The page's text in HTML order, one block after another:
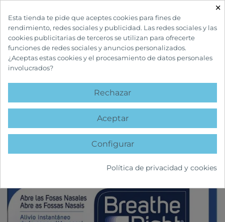
INICIO BOTIQUÍN Y PRIMEROS AUXILIOS
favorite
×
Esta tienda te pide que aceptes cookies para fines de
rendimiento, redes sociales y publicidad. Las redes sociales y las
cookies publicitarias de terceros se utilizan para ofrecerte
funciones de redes sociales y anuncios personalizados.
¿Aceptas estas cookies y el procesamiento de datos personales
involucrados?
Rechazar
Aceptar
Configurar
Política de privacidad y cookies